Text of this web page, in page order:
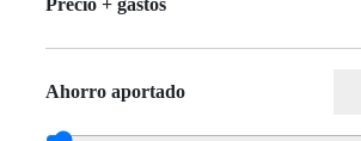
Precio + gastos
Ahorro aportado